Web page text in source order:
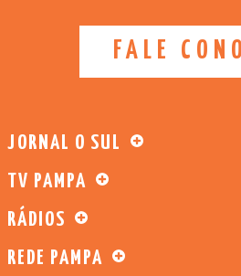
FALE
JORNAL O SUL
TV PAMPA
RÁDIOS
REDE PAMPA